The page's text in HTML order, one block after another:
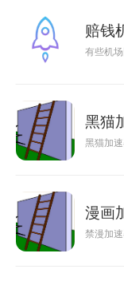
赔钱
有些机
黑猫
黑猫加
漫画
禁漫加